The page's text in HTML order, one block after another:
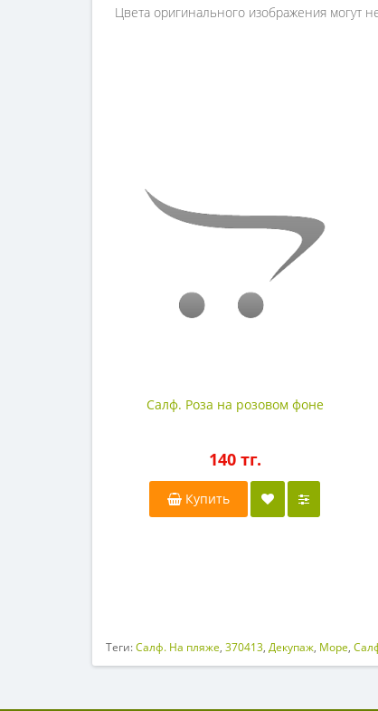
Цвета оригинального изображения могут
Салф. Роза на розовом фоне
140 тг.
Купить
Теги:Салф. На пляже, 370413, Декупаж, Море,